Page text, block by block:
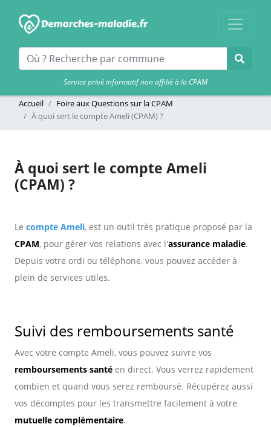
Service privé informatif non affilié à la CPAM
Accueil
Foire aux Questions sur la CPAM
À quoi sert le compte Ameli (CPAM) ?
À quoi sert le compte Ameli
(CPAM) ?
Le compte Ameli, est un outil très pratique proposé par la
CPAM, pour gérer vos relations avec l'assurance maladie.
Depuis votre ordi ou téléphone, vous pouvez accéder à
plein de services utiles.
Suivi des remboursements santé
Avec votre compte Ameli, vous pouvez suivre vos
remboursements santé en direct. Vous verrez rapidement
combien et quand vous serez remboursé. Récupérez aussi
vos décomptes pour les transmettre facilement à votre
mutuelle complémentaire.